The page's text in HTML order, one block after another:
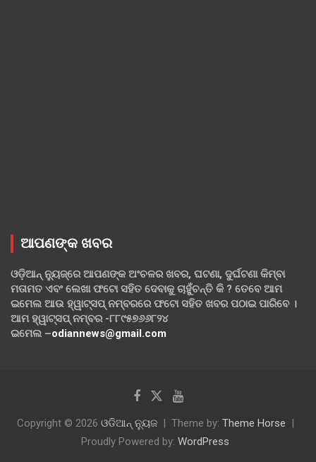
ଆପଣଙ୍କ ଖବର
ଓଡ଼ିଆନ୍ ନ୍ୟୁଜ୍‌ରେ ଆପଣଙ୍କ ଅଂଚଳର ଖବର, ଘଟଣା, ଦୁର୍ଘଟଣା କିମ୍ବା
ମତାମତ ଏବଂ ଲେଖା ଫଟୋ ସହିତ ଦେବାକୁ ଚାହୁଁଚନ୍ତି କି ? ତେବେ ଆମ
ଇମେଲ ଆଉ ହ୍ୱାଟ୍‌ସପ୍ ନମ୍ବରରେ ଫଟୋ ସହିତ ଖବର ପଠାଇ ପାରିବେ ।
ଆମ ହ୍ୱାଟ୍‌ସପ୍ ନମ୍ବର -୮୮୯୫୭୬୬୮୨୪
ଇମେଲ –odiannews@gmail.com
Copyright © 2026 ଓଡିଆନ୍ ନ୍ୟୁଜ Theme by: Theme Horse
Proudly Powered by: WordPress